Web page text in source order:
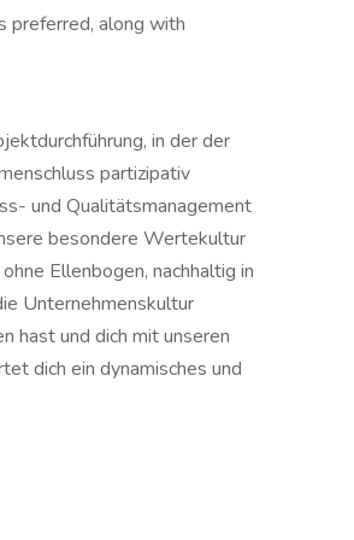
preferred, along with
in der der
partizipativ
und Qualitätsmanagement
besondere Wertekultur
Ellenbogen, nachhaltig in
Unternehmenskultur
hast und dich mit unseren
dich ein dynamisches und